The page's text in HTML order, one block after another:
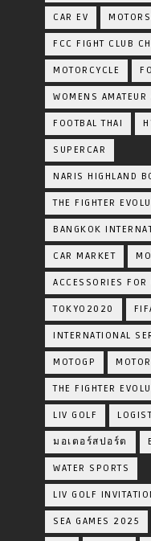
CAR EV
FCC FIGHT CLUB
MOTORCYCLE
WOMENS
FOOTBAL THAI
SUPERCAR
NARIS HIGHLAND
THE FIGHTER
BANGKOK
CAR MARKET
ACCESSORIES FOR
TOKYO2020
INTERNATIONAL
MOTOGP
THE FIGHTER
LIV GOLF
มอเตอร์สปอร์ต
WATER SPORTS
LIV GOLF
SEA GAMES 2025